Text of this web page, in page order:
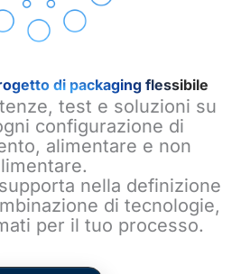
di packaging flessibile
test e soluzioni su
configurazione di
alimentare e non
nella definizione
di tecnologie,
per il tuo processo.